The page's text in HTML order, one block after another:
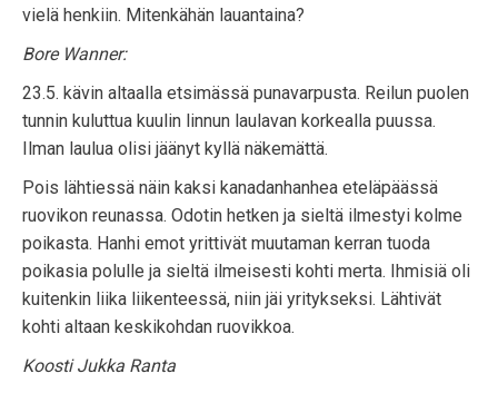
vielä henkiin. Mitenkähän lauantaina?
Bore Wanner:
23.5. kävin altaalla etsimässä punavarpusta. Reilun puolen
tunnin kuluttua kuulin linnun laulavan korkealla puussa.
Ilman laulua olisi jäänyt kyllä näkemättä.
Pois lähtiessä näin kaksi kanadanhanhea eteläpäässä
ruovikon reunassa. Odotin hetken ja sieltä ilmestyi kolme
poikasta. Hanhi emot yrittivät muutaman kerran tuoda
poikasia polulle ja sieltä ilmeisesti kohti merta. Ihmisiä oli
kuitenkin liika liikenteessä, niin jäi yritykseksi. Lähtivät
kohti altaan keskikohdan ruovikkoa.
Koosti Jukka Ranta